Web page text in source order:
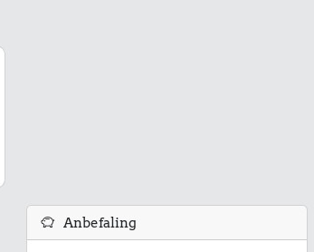
Anbefaling